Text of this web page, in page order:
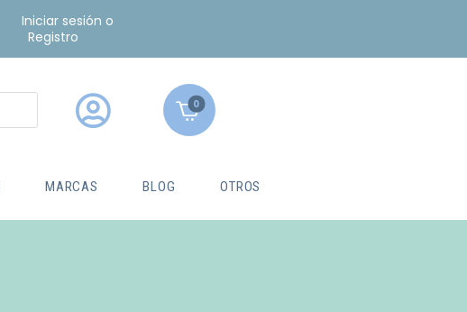
Iniciar sesión o
Registro
0
MARCAS BLOG OTROS